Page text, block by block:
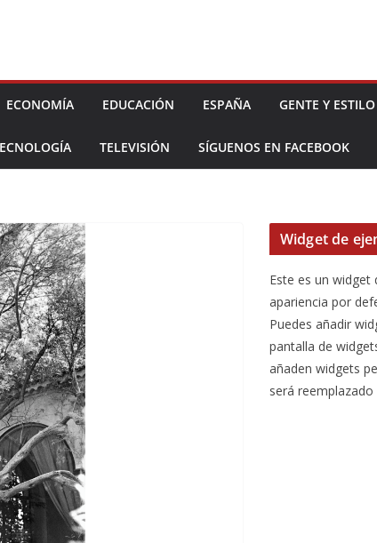
ECONOMÍA EDUCACIÓN ESPAÑA GENTE Y
TELEVISIÓN SÍGUENOS EN FACEBOOK
Widget de
Este es un
apariencia por
Puedes añadir
pantalla de
añaden widgets
será